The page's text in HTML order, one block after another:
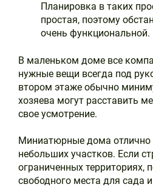
Планировка в таких
простая, поэтому
очень функциональной.
В маленьком доме все
нужные вещи всегда под
втором этаже обычно
хозяева могут расставить
свое усмотрение.
Миниатюрные дома отлично
небольших участков. Если
ограниченных территориях,
свободного места для сада